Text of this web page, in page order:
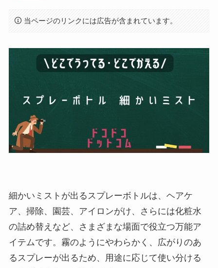
当ページのリンクには広告が含まれています。
細かいミストが出るスプレーボトルは、ヘアケ
ア、掃除、園芸、アイロンがけ、さらには化粧水
の詰め替えなど、さまざまな場面で役立つ万能ア
イテムです。霧のようにやわらかく、広がりのあ
るスプレーが出るため、用途に応じて使い分ける